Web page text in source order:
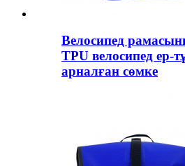
Велосипед
TPU велосипед ер-
арналған сөмке